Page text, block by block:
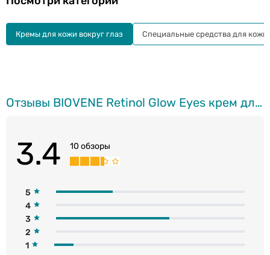
Отзывы BIOVENE Retinol Glow Eyes крем для кожи вокруг глаз, 30мл
3.4 10 обзоры
5
4
3
2
1
Кремы для кожи вокруг глаз Специальные средства для кожи